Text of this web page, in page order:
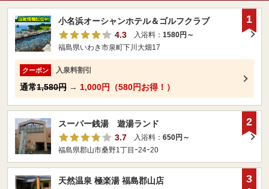
小名浜オーシャンホテル＆ゴルフクラブ
4.3
入浴料： 1580円～
福島県いわき市泉町下川大畑17
クーポン 入泉料割引
通常1,580円 → 1,000円（580円お得！）
1
スーパー銭湯 遊湯ランド
3.7
入浴料： 650円～
福島県郡山市桑野1丁目ｰ24ｰ20
2
天然温泉 極楽湯 福島郡山店
3